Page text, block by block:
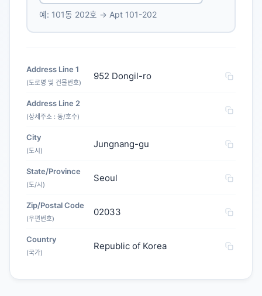
예: 101동 202호 → Apt 101-202
Address Line 1
(도로명 및 건물번호)
952 Dongil-ro
Address Line 2
(상세주소 : 동/호수)
City
(도시)
Jungnang-gu
State/Province
(도/시)
Seoul
Zip/Postal Code
(우편번호)
02033
Country
(국가)
Republic of Korea